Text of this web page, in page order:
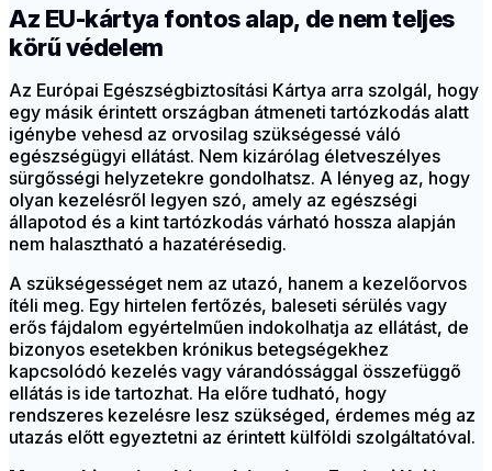
Az EU-kártya fontos alap, de nem teljes
körű védelem
Az Európai Egészségbiztosítási Kártya arra szolgál, hogy
egy másik érintett országban átmeneti tartózkodás alatt
igénybe vehesd az orvosilag szükségessé váló
egészségügyi ellátást. Nem kizárólag életveszélyes
sürgősségi helyzetekre gondolhatsz. A lényeg az, hogy
olyan kezelésről legyen szó, amely az egészségi
állapotod és a kint tartózkodás várható hossza alapján
nem halasztható a hazatérésedig.
A szükségességet nem az utazó, hanem a kezelőorvos
ítéli meg. Egy hirtelen fertőzés, baleseti sérülés vagy
erős fájdalom egyértelműen indokolhatja az ellátást, de
bizonyos esetekben krónikus betegségekhez
kapcsolódó kezelés vagy várandóssággal összefüggő
ellátás is ide tartozhat. Ha előre tudható, hogy
rendszeres kezelésre lesz szükséged, érdemes még az
utazás előtt egyeztetni az érintett külföldi szolgáltatóval.